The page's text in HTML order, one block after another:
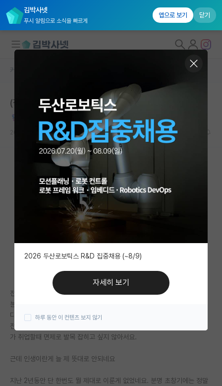
김박사넷
푸시 알림으로 소식을 빠르게
앱으로 보기 닫기
국내대학원 정보
연구실&오픈랩
커뮤니티
커뮤니티 홈
전체글보기
베스트 게시판
IF 명예의전당
자유 게시판(아무개랩)
미국 유학 게시판
미국 대학원 합격 후기 게시판
대학원 합격 후기 게시판
연구실(PI) 홍보 게시판
석박사 채용 정보 게시판
임용 정보 게시판
커뮤니티 홈
(장문) 언제나 대학원은 신중하게 생각해야 하네요
23 96382
전 석사 2년차로 이제 졸업 준비합니다
분명 들어가기 전까지만 해도 매사에 자신있고 열심히 할 자신이 있었습니
다. 세상이 내꺼 같았고 박사까지 달리고자 했죠.
전 뇌전증이 있기에 전문연도 노릴겸 박사까지 달리고 싶었습니다. 훗날 제
가 취업할때 면제로 발목 잡히고 싶지 않아서요.
근데 인생이란게 늘 제 뜻대로 안되네요
지난 2년동안 단 한번도 뭘 제대로 이룬게 없었네요. 분명 초창기에는 정말
2026 두산로보틱스 R&D 집중채용 (~8/9)
자세히 보기
하루 동안 이 컨텐츠 보지 않기